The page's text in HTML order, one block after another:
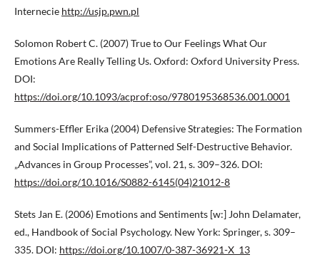
Internecie http://usjp.pwn.pl
Solomon Robert C. (2007) True to Our Feelings What Our
Emotions Are Really Telling Us. Oxford: Oxford University Press.
DOI:
https://doi.org/10.1093/acprof:oso/9780195368536.001.0001
Summers-Effler Erika (2004) Defensive Strategies: The Formation
and Social Implications of Patterned Self-Destructive Behavior.
„Advances in Group Processes”, vol. 21, s. 309–326. DOI:
https://doi.org/10.1016/S0882-6145(04)21012-8
Stets Jan E. (2006) Emotions and Sentiments [w:] John Delamater,
ed., Handbook of Social Psychology. New York: Springer, s. 309–
335. DOI: https://doi.org/10.1007/0-387-36921-X_13